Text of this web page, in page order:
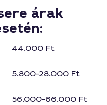
árak
44.000 Ft
5.800-28.000 Ft
56.000-66.000 Ft